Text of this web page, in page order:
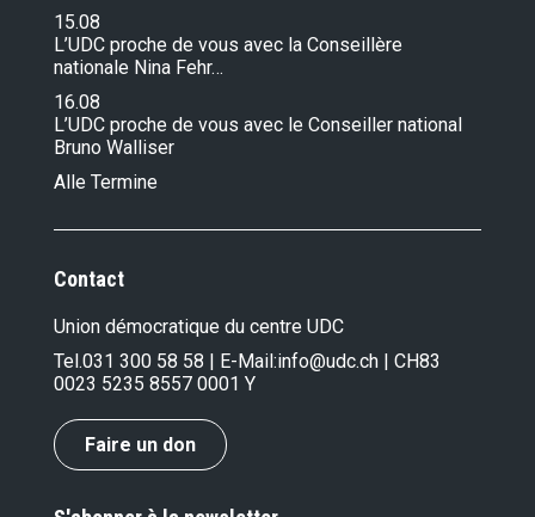
15.08
L’UDC proche de vous avec la Conseillère
nationale Nina Fehr…
16.08
L’UDC proche de vous avec le Conseiller national
Bruno Walliser
Alle Termine
Contact
Union démocratique du centre UDC
Tel.031 300 58 58 | E-Mail:info@udc.ch | CH83
0023 5235 8557 0001 Y
Faire un don